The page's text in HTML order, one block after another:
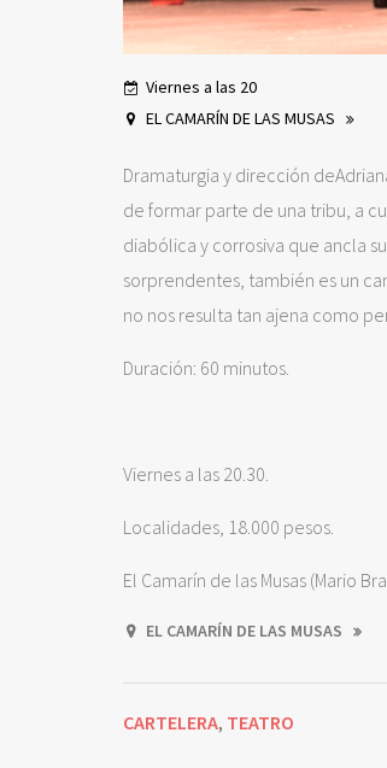
Viernes a las 20
EL CAMARÍN DE LAS MUSAS
Dramaturgia y dirección
de formar parte de una tribu, a
diabólica y corrosiva que ancla
sorprendentes, también es un
no nos resulta tan ajena como
Duración: 60 minutos.
Viernes a las 20.30.
Localidades, 18.000 pesos.
El Camarín de las Musas (Mario
EL CAMARÍN DE LAS MUSAS
CARTELERA, TEATRO